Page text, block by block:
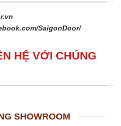
SaigonDoor/
HỆ VỚI CHÚNG
SHOWROOM